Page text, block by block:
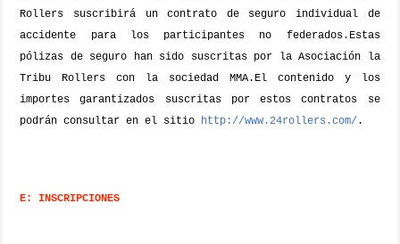
Rollers suscribirá un contrato de seguro individual de
accidente para los participantes no federados. Estas
pólizas de seguro han sido suscritas por la Asociación la
Tribu Rollers con la sociedad MMA. El contenido y los
importes garantizados suscritas por estos contratos se
podrán consultar en el sitio
http://www.24rollers.com/.
E: INSCRIPCIONES